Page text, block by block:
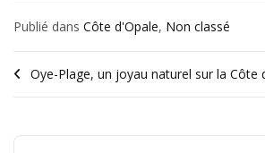
Publié dans Côte d'Opale, Non classé
Oye-Plage, un joyau naturel sur la Côte